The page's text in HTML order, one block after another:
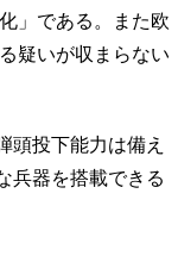
」である。また欧
疑いが収まらない
投下能力は備え
兵器を搭載できる